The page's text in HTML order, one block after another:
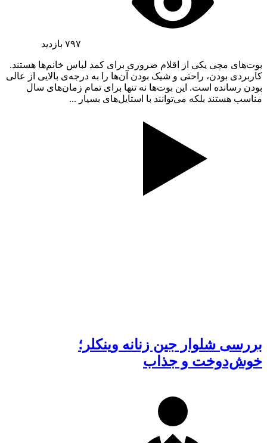
۷۹۷ بازدید
بوت‌های مچی یکی از اقلام ضروری برای کمد لباس خانم‌ها هستند.
کاربردی بودن، راحتی و شیک بودن آن‌ها را به درجه‌ی بالایی از عالی
بودن رسانده است. این بوت‌ها نه تنها برای تمام زمان‌های سال
مناسب هستند بلکه می‌توانند با استایل‌های بسیار ...
بررسی شلوار جین زنانه وینکلر؛
خوش‌دوخت و جذاب